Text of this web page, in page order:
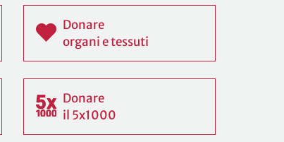
Donare
organi e tessuti
Donare
il 5x1000